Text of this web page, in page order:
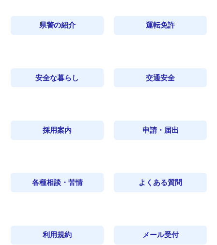
県警の紹介 運転免許
安全な暮らし 交通安全
採用案内 申請・届出
各種相談・苦情 よくある質問
利用規約 メール受付